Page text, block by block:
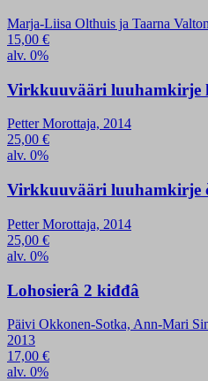
Marja-Liisa Olthuis ja Taarna
15,00 €
alv. 0%
Virkkuuvääri luuhamkirje
Petter Morottaja, 2014
25,00 €
alv. 0%
Virkkuuvääri luuhamkirje
Petter Morottaja, 2014
25,00 €
alv. 0%
Lohosierâ 2 kiđđâ
Päivi Okkonen-Sotka, Ann-Mari
2013
17,00 €
alv. 0%